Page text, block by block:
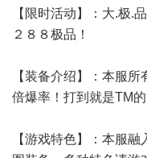
【限时活动】：大.极.
２８８极品！
【装备介绍】：本服
倍爆率！打到就是TM的
【游戏特色】：本服